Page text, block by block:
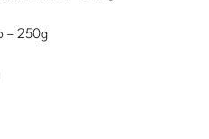
– 250g